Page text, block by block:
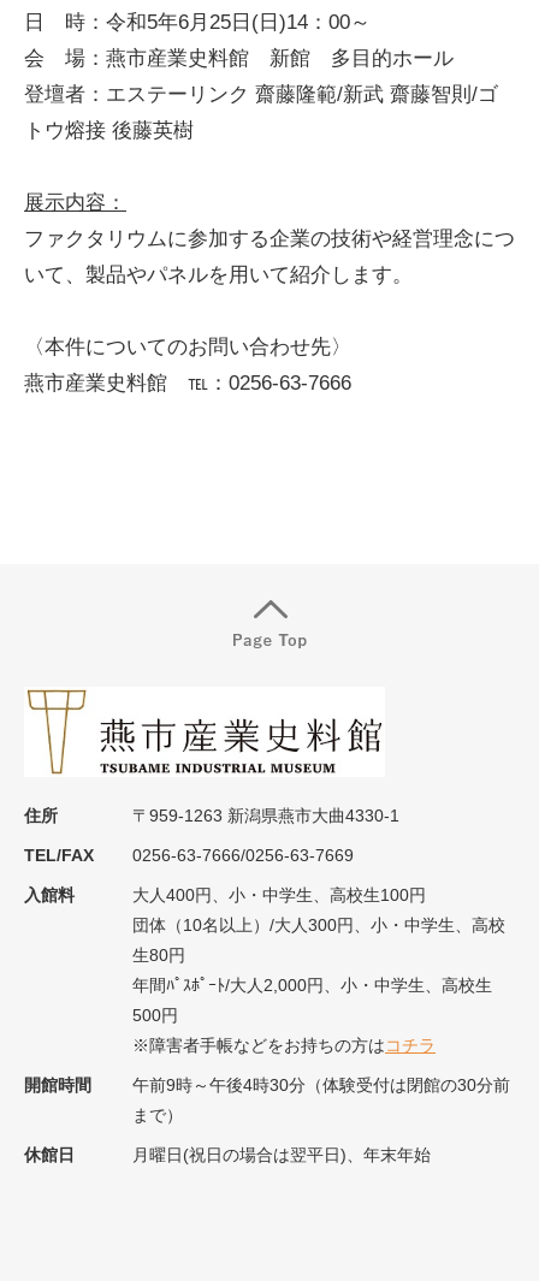
日 時：令和5年6月25日(日)14：00～
会 場：燕市産業史料館 新館 多目的ホール
登壇者：エステーリンク 齋藤隆範/新武 齋藤智則/ゴ
トウ熔接 後藤英樹
展示内容：
ファクタリウムに参加する企業の技術や経営理念につ
いて、製品やパネルを用いて紹介します。
〈本件についてのお問い合わせ先〉
燕市産業史料館 ℡：0256-63-7666
住所 〒959-1263 新潟県燕市大曲4330-1
TEL/FAX 0256-63-7666/0256-63-7669
入館料
大人400円、小・中学生、高校生100円
団体（10名以上）/大人300円、小・中学生、高校
生80円
年間ﾊﾟｽﾎﾟｰﾄ/大人2,000円、小・中学生、高校生
500円
※障害者手帳などをお持ちの方はコチラ
開館時間
午前9時～午後4時30分（体験受付は閉館の30分前
まで）
休館日 月曜日(祝日の場合は翌平日)、年末年始